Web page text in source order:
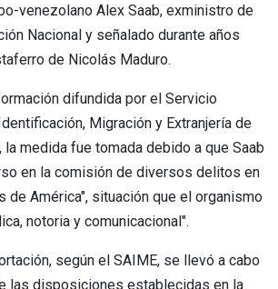
venezolano Alex Saab, exministro de
Nacional y señalado durante años
de Nicolás Maduro.
difundida por el Servicio
Migración y Extranjería de
la medida fue tomada debido a que Saab
en la comisión de diversos delitos en
de América", situación que el organismo
notoria y comunicacional".
según el SAIME, se llevó a cabo
las disposiciones establecidas en la